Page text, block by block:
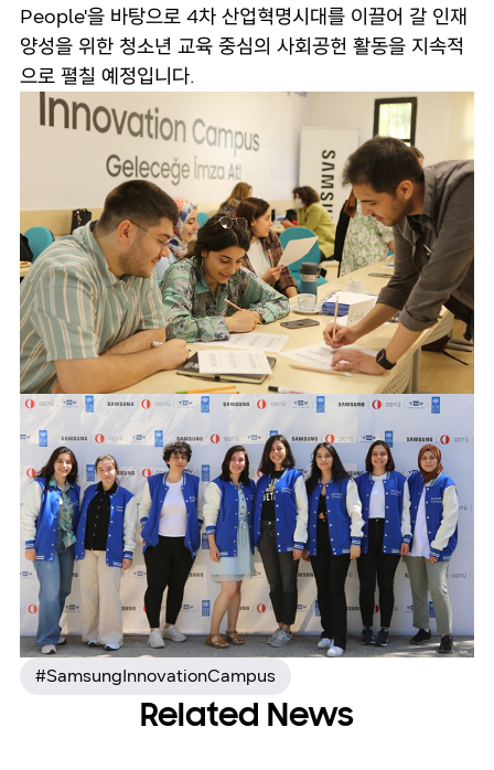
People'을 바탕으로 4차 산업혁명시대를 이끌어 갈 인재
양성을 위한 청소년 교육 중심의 사회공헌 활동을 지속적
으로 펼칠 예정입니다.
#SamsungInnovationCampus
Related News